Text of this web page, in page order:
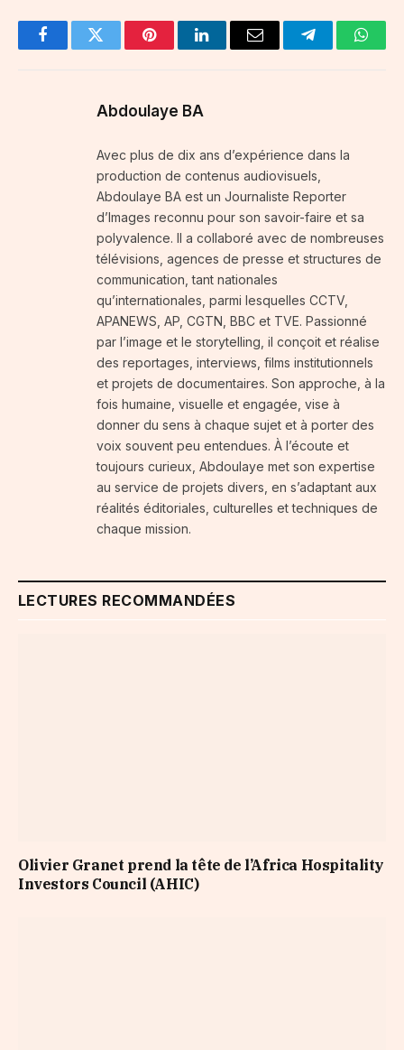
FacebookTwitter PinterestLinkedInEmail Telegram
Abdoulaye BA
Avec plus de dix ans d’expérience dans la
production de contenus audiovisuels,
Abdoulaye BA est un Journaliste Reporter
d’Images reconnu pour son savoir-faire et sa
polyvalence. Il a collaboré avec de nombreuses
télévisions, agences de presse et structures de
communication, tant nationales
qu’internationales, parmi lesquelles CCTV,
APANEWS, AP, CGTN, BBC et TVE. Passionné
par l’image et le storytelling, il conçoit et réalise
des reportages, interviews, films institutionnels
et projets de documentaires. Son approche, à la
fois humaine, visuelle et engagée, vise à
donner du sens à chaque sujet et à porter des
voix souvent peu entendues. À l’écoute et
toujours curieux, Abdoulaye met son expertise
au service de projets divers, en s’adaptant aux
réalités éditoriales, culturelles et techniques de
chaque mission.
LECTURES RECOMMANDÉES
Olivier Granet prend la tête de l’Africa Hospitality
Investors Council (AHIC)